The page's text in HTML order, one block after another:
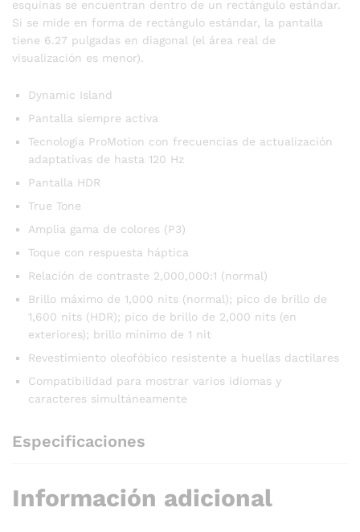
esquinas se encuentran dentro de un rectángulo estándar.
Si se mide en forma de rectángulo estándar, la pantalla
tiene 6.27 pulgadas en diagonal (el área real de
visualización es menor).
Dynamic Island
Pantalla siempre activa
Tecnología ProMotion con frecuencias de actualización
adaptativas de hasta 120 Hz
Pantalla HDR
True Tone
Amplia gama de colores (P3)
Toque con respuesta háptica
Relación de contraste 2,000,000:1 (normal)
Brillo máximo de 1,000 nits (normal); pico de brillo de
1,600 nits (HDR); pico de brillo de 2,000 nits (en
exteriores); brillo mínimo de 1 nit
Revestimiento oleofóbico resistente a huellas dactilares
Compatibilidad para mostrar varios idiomas y
caracteres simultáneamente
Especificaciones
Información adicional